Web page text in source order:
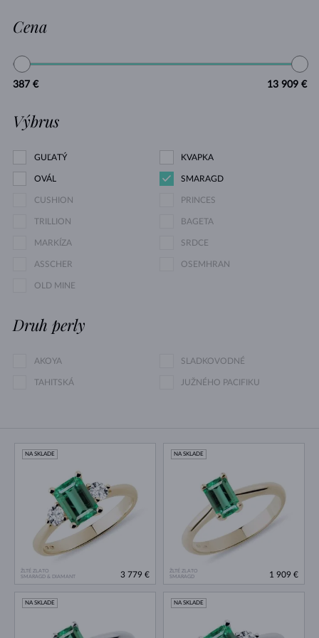
Cena
387 € 13 909 €
Výbrus
GUĽATÝ KVAPKA
OVÁL SMARAGD
CUSHION PRINCES
TRILLION BAGETA
MARKÍZA SRDCE
ASSCHER OSEMHRAN
OLD MINE
Druh perly
AKOYA SLADKOVODNÉ
TAHITSKÁ JUŽNÉHO PACIFIKU
ŽLTÉ ZLATO
SMARAGD & DIAMANT
NA SKLADE
3 779 €
ŽLTÉ ZLATO
SMARAGD
NA SKLADE
1 909 €
NA SKLADE NA SKLADE